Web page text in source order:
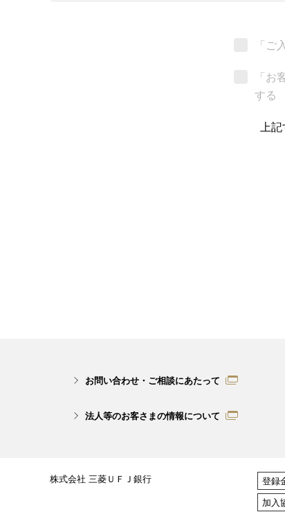
有効・妥当性についていかなる見解「ご
「お
する
上
お問い合わせ・ご相談にあたって
法人等のお客さまの情報について
株式会社 三菱ＵＦＪ銀行 登録
加入